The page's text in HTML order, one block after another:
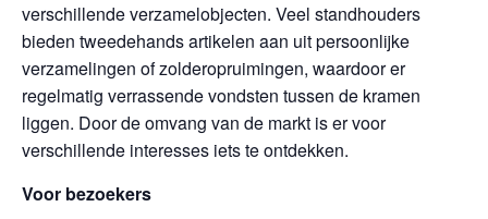
verschillende verzamelobjecten. Veel standhouders
bieden tweedehands artikelen aan uit persoonlijke
verzamelingen of zolderopruimingen, waardoor er
regelmatig verrassende vondsten tussen de kramen
liggen. Door de omvang van de markt is er voor
verschillende interesses iets te ontdekken.
Voor bezoekers